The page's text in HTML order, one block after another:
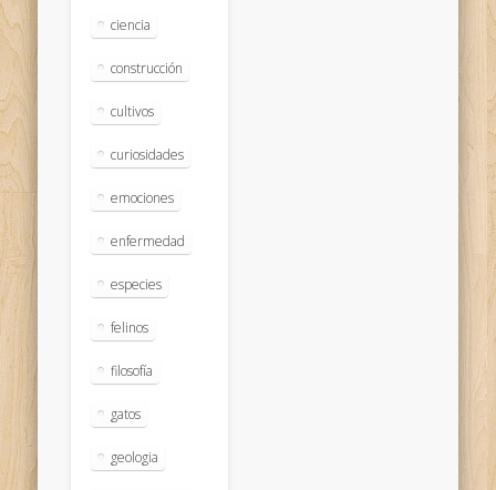
ciencia
construcción
cultivos
curiosidades
emociones
enfermedad
especies
felinos
filosofía
gatos
geologia